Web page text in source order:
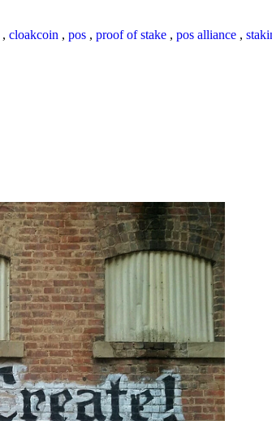
, cloakcoin , pos , proof of stake , pos alliance ,